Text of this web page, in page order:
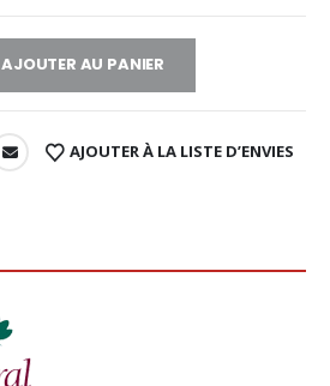
AJOUTER AU PANIER
AJOUTER À LA LISTE D’ENVIES